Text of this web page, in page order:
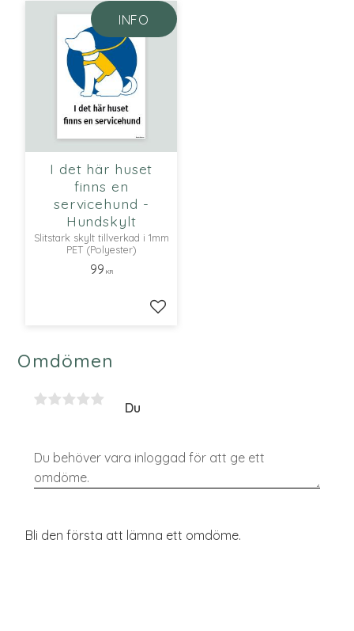
Omdömen
Du
Bli den första att lämna ett omdöme.
I det här huset
finns en
servicehund -
Hundskylt
Slitstark skylt tillverkad i 1mm
PET (Polyester)
99 KR
Lägg till i favoriter
INFO